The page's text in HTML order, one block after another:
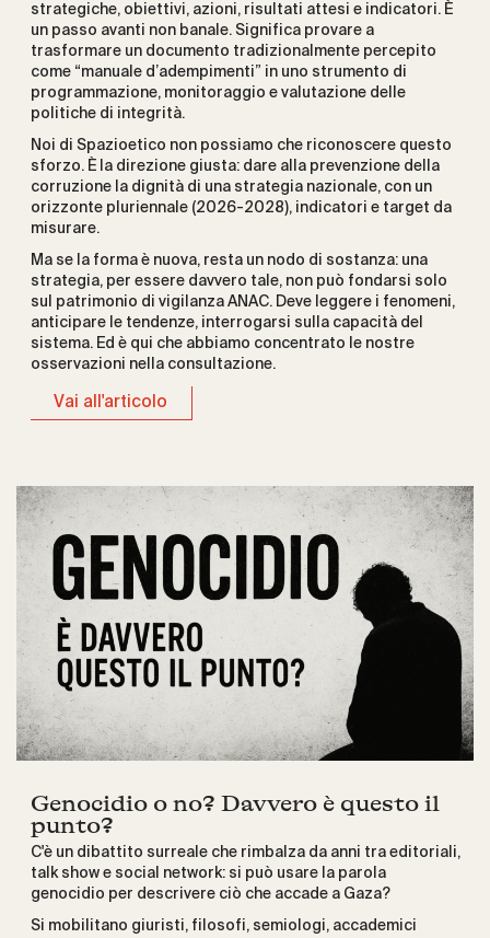
strategiche, obiettivi, azioni, risultati attesi e indicatori. È
un passo avanti non banale. Significa provare a
trasformare un documento tradizionalmente percepito
come “manuale d’adempimenti” in uno strumento di
programmazione, monitoraggio e valutazione delle
politiche di integrità.
Noi di Spazioetico non possiamo che riconoscere questo
sforzo. È la direzione giusta: dare alla prevenzione della
corruzione la dignità di una strategia nazionale, con un
orizzonte pluriennale (2026-2028), indicatori e target da
misurare.
Ma se la forma è nuova, resta un nodo di sostanza: una
strategia, per essere davvero tale, non può fondarsi solo
sul patrimonio di vigilanza ANAC. Deve leggere i fenomeni,
anticipare le tendenze, interrogarsi sulla capacità del
sistema. Ed è qui che abbiamo concentrato le nostre
osservazioni nella consultazione.
Vai all'articolo
Genocidio o no? Davvero è questo il
punto?
C'è un dibattito surreale che rimbalza da anni tra editoriali,
talk show e social network: si può usare la parola
genocidio per descrivere ciò che accade a Gaza?
Si mobilitano giuristi, filosofi, semiologi, accademici